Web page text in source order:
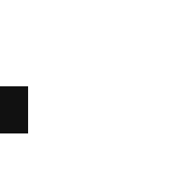
die Schaltflächen